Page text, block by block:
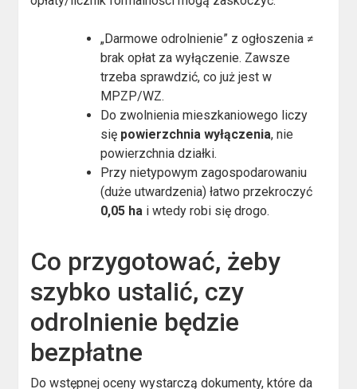
„Darmowe odrolnienie” z ogłoszenia ≠
brak opłat za wyłączenie. Zawsze
trzeba sprawdzić, co już jest w
MPZP/WZ.
Do zwolnienia mieszkaniowego liczy
się powierzchnia wyłączenia, nie
powierzchnia działki.
Przy nietypowym zagospodarowaniu
(duże utwardzenia) łatwo przekroczyć
0,05 ha i wtedy robi się drogo.
Co przygotować, żeby
szybko ustalić, czy
odrolnienie będzie
bezpłatne
Do wstępnej oceny wystarczą dokumenty, które da